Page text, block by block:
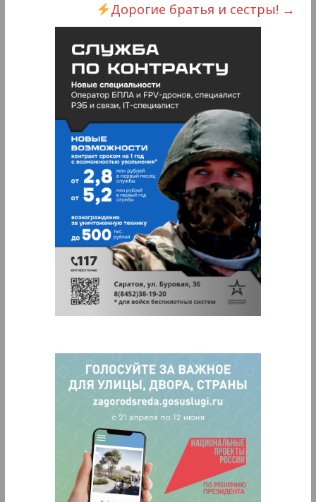
Дорогие братья и сестры! →